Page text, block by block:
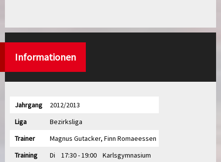
Informationen
Jahrgang
2012/2013
Liga
Bezirksliga
Trainer
Magnus Gutacker, Finn Romaeessen
Training
Di 17:30 - 19:00
Karlsgymnasium